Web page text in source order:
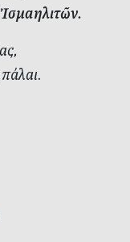
Ἰσμαηλιτῶν.